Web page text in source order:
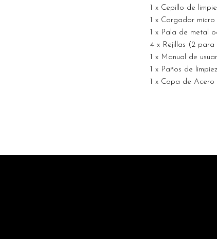
1 x Cepillo de
1 x Cargador micro
1 x Pala de metal
4 x Rejillas (2
1 x Manual de
1 x Paños de
1 x Copa de